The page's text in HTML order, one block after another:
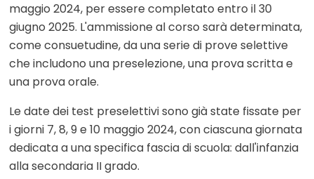
maggio 2024, per essere completato entro il 30
giugno 2025. L'ammissione al corso sarà determinata,
come consuetudine, da una serie di prove selettive
che includono una preselezione, una prova scritta e
una prova orale.
Le date dei test preselettivi sono già state fissate per
i giorni 7, 8, 9 e 10 maggio 2024, con ciascuna giornata
dedicata a una specifica fascia di scuola: dall'infanzia
alla secondaria II grado.